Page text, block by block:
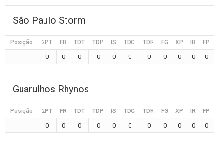
São Paulo Storm
Posição 2PT FR TDT TDP IS TDC TDR FG XP IR FP
0 0 0 0 0 0 0 0 0 0 0
Guarulhos Rhynos
Posição 2PT FR TDT TDP IS TDC TDR FG XP IR FP
0 0 0 0 0 0 0 0 0 0 0